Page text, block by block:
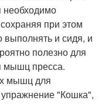
при этом
и сидя, и
полезно для
мышц пресса.
мышц для
упражнение "Кошка",